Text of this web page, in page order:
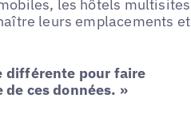
les hôtels multisites
leurs emplacements et
différente pour faire
ces données. »